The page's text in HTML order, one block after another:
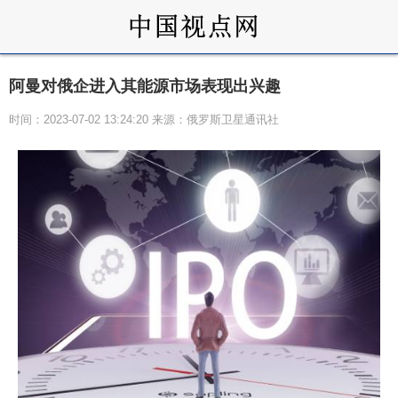
阿曼对俄企进入其能源市场表现出兴趣
时间：2023-07-02 13:24:20 来源：俄罗斯卫星通讯社